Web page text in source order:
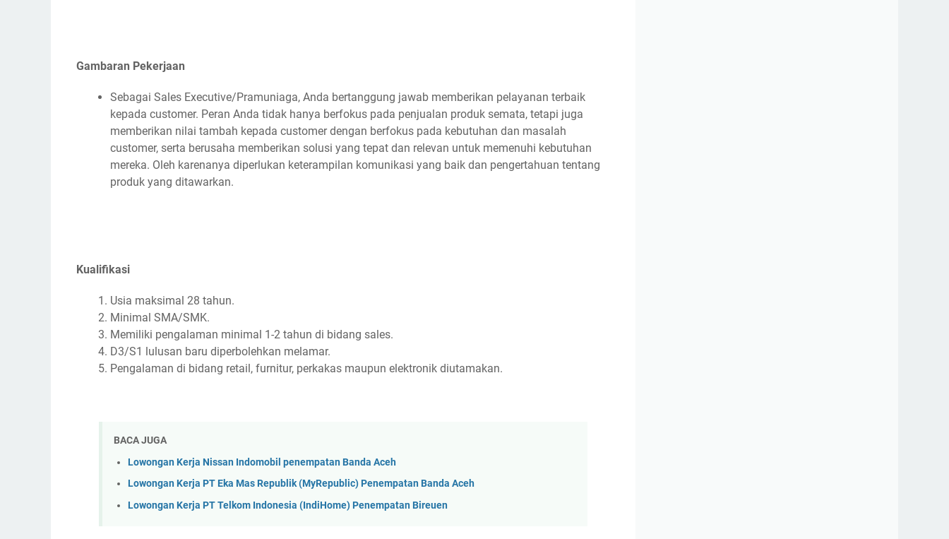
Gambaran Pekerjaan
Sebagai Sales Executive/Pramuniaga, Anda bertanggung jawab memberikan pelayanan terbaik
kepada customer. Peran Anda tidak hanya berfokus pada penjualan produk semata, tetapi juga
memberikan nilai tambah kepada customer dengan berfokus pada kebutuhan dan masalah
customer, serta berusaha memberikan solusi yang tepat dan relevan untuk memenuhi kebutuhan
mereka. Oleh karenanya diperlukan keterampilan komunikasi yang baik dan pengertahuan tentang
produk yang ditawarkan.
Kualifikasi
Usia maksimal 28 tahun.
Minimal SMA/SMK.
Memiliki pengalaman minimal 1-2 tahun di bidang sales.
D3/S1 lulusan baru diperbolehkan melamar.
Pengalaman di bidang retail, furnitur, perkakas maupun elektronik diutamakan.
BACA JUGA
Lowongan Kerja Nissan Indomobil penempatan Banda Aceh
Lowongan Kerja PT Eka Mas Republik (MyRepublic) Penempatan Banda Aceh
Lowongan Kerja PT Telkom Indonesia (IndiHome) Penempatan Bireuen